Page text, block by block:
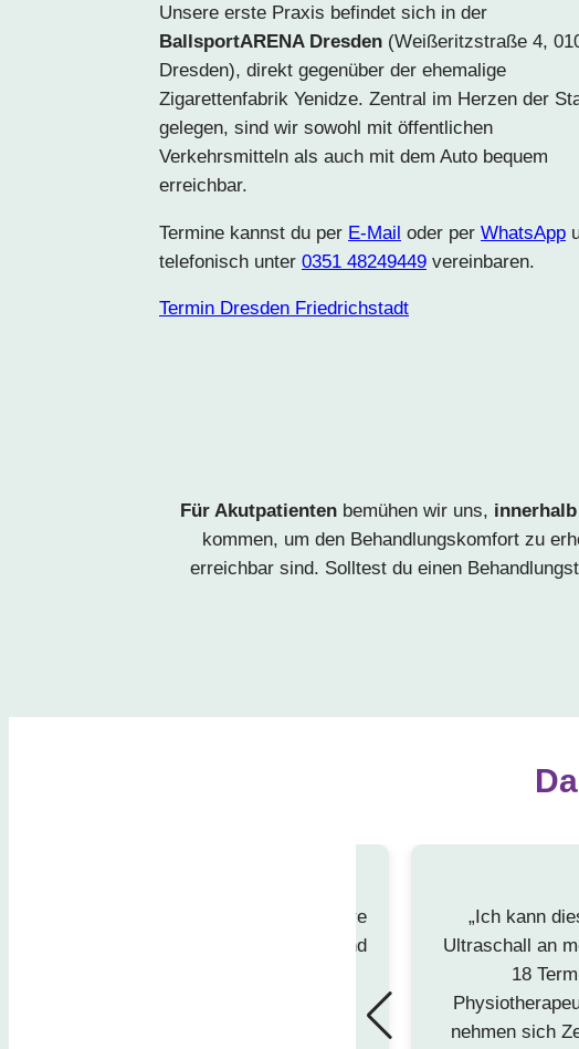
Unsere erste Praxis befindet sich in der
BallsportARENA Dresden (Weißeritzstraße 4,
Dresden), direkt gegenüber der ehemalige
Zigarettenfabrik Yenidze. Zentral im Herzen der
gelegen, sind wir sowohl mit öffentlichen
Verkehrsmitteln als auch mit dem Auto bequem
erreichbar.
Termine kannst du per E-Mail oder per WhatsApp
telefonisch unter 0351 48249449 vereinbaren.
Termin Dresden Friedrichstadt
Für Akutpatienten bemühen wir uns,
kommen, um den Behandlungskomfort zu
erreichbar sind. Solltest du einen
am Knie wurde ich anderthalb Jahre
Team hat mir mit den Behandlungen und
„Ich kann
Ultraschall an
18
nehmen sich